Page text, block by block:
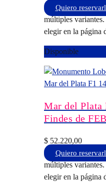
Quiero
múltiples
elegir en la página
Disponible
Mar del Plata
Findes de
$ 52.220,00
Quiero
múltiples
elegir en la página